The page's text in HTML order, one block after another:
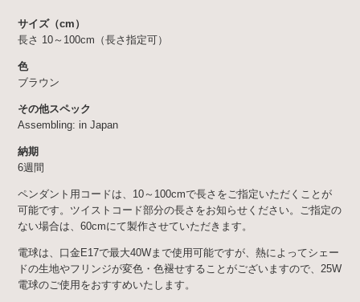
サイズ（cm）
長さ 10～100cm（長さ指定可）
色
ブラウン
その他スペック
Assembling: in Japan
納期
6週間
ペンダント用コードは、10～100cmで長さをご指定いただくことが
可能です。ツイストコード部分の長さをお知らせください。ご指定の
ない場合は、60cmにて製作させていただきます。
電球は、口金E17で最大40Wまで使用可能ですが、熱によってシェー
ドの生地やフリンジが変色・色褪せすることがございますので、25W
電球のご使用をおすすめいたします。